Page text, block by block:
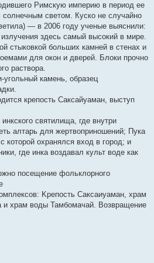
Римскую империю в период ее
солнечным светом. Куско не случайно
— в 2006 году ученые выяснили:
здесь самый высокий в мире.
стыковкой больших камней в стенах и
для окон и дверей. Блоки прочно
раствора.
угольный камень, образец
крепость Саксайуаман, выступ
святилища, где внутри
алтарь для жертвоприношений; Пука
которой охранялся вход в город; и
где инка воздавал культ воде как
посещение фольклорного
Kрепость Саксаиуаман, храм
и храм воды Тамбомачай. Возвращение